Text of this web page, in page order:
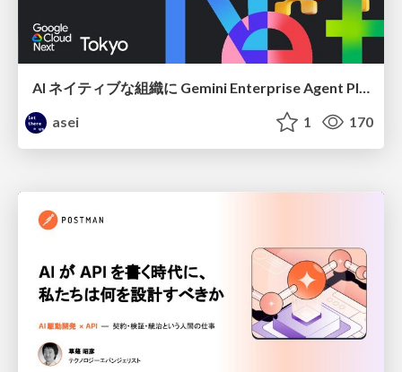
AI ネイティブな組織に Gemini Enterprise Agent Platform がなぜ必要なのか
asei
1 170